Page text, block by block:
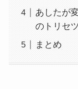
あしたが
のトリセ
まとめ